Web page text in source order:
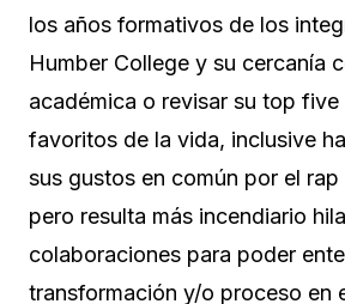
los años formativos de los
Humber College y su cercanía
académica o revisar su top five
favoritos de la vida, inclusive
sus gustos en común por el
pero resulta más incendiario
colaboraciones para poder
transformación y/o proceso en